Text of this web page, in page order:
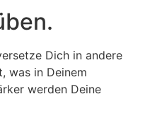
Dich in andere
was in Deinem
werden Deine